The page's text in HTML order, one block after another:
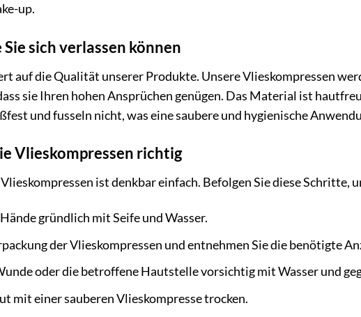
up.
sich verlassen können
auf die Qualität unserer Produkte. Unsere Vlieskompressen
sie Ihren hohen Ansprüchen genügen. Das Material ist
und fusseln nicht, was eine saubere und hygienische
Vlieskompressen richtig
ist denkbar einfach. Befolgen Sie diese Schritte,
gründlich mit Seife und Wasser.
der Vlieskompressen und entnehmen Sie die benötigte
oder die betroffene Hautstelle vorsichtig mit Wasser und
mit einer sauberen Vlieskompresse trocken.